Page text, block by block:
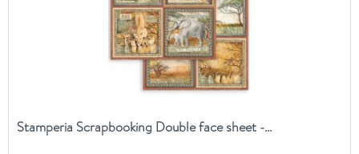
Stamperia Scrapbooking Double face sheet -...